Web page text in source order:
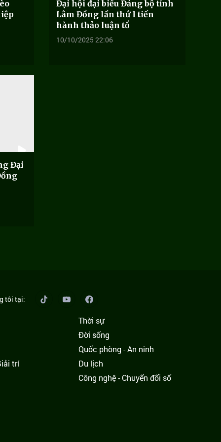
Đại hội đại biểu Đảng bộ tỉnh
Lâm Đồng lần thứ I tiến
hành thảo luận tổ
10/10/2025 22:06
Đại
tôi tại:
Thời sự
Đời sống
Quốc phòng - An ninh
trí
Du lịch
Công nghệ - Chuyển đổi số